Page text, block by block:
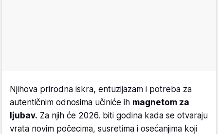
Njihova prirodna iskra, entuzijazam i potreba za
autentičnim odnosima učiniće ih magnetom za
ljubav. Za njih će 2026. biti godina kada se otvaraju
vrata novim počecima, susretima i osećanjima koji